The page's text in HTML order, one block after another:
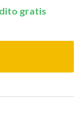
gratis